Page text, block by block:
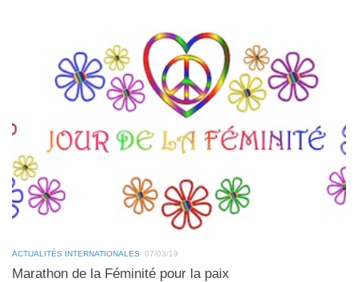
ACTUALITÉS INTERNATIONALES 07/03/19
Marathon de la Féminité pour la paix